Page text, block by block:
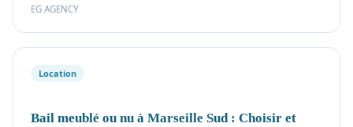
EG AGENCY
Location
Bail meublé ou nu à Marseille Sud : Choisir et